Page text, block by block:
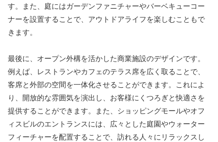
す。また、庭にはガーデンファニチャーやバーベキューコー
ナーを設置することで、アウトドアライフを楽しむこともで
きます。
最後に、オープン外構を活かした商業施設のデザインです。
例えば、レストランやカフェのテラス席を広く取ることで、
客席と外部の空間を一体化させることができます。これによ
り、開放的な雰囲気を演出し、お客様にくつろぎと快適さを
提供することができます。また、ショッピングモールやオフ
ィスビルのエントランスには、広々とした庭園やウォーター
フィーチャーを配置することで、訪れる人々にリラックスし